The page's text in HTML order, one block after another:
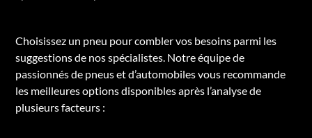
Choisissez un pneu pour combler vos besoins parmi les
suggestions de nos spécialistes. Notre équipe de
passionnés de pneus et d’automobiles vous recommande
les meilleures options disponibles après l’analyse de
plusieurs facteurs :